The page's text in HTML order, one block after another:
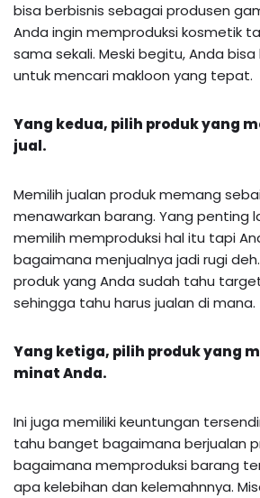
bisa berbisnis sebagai produsen
Anda ingin memproduksi kosmetik
sama sekali. Meski begitu, Anda
untuk mencari makloon yang tepat.
Yang kedua, pilih produk yang
jual.
Memilih jualan produk memang
menawarkan barang. Yang penting
memilih memproduksi hal itu tapi
bagaimana menjualnya jadi rugi
produk yang Anda sudah tahu
sehingga tahu harus jualan di mana.
Yang ketiga, pilih produk yang
minat Anda.
Ini juga memiliki keuntungan
tahu banget bagaimana berjualan
bagaimana memproduksi barang
apa kelebihan dan kelemahnnya.